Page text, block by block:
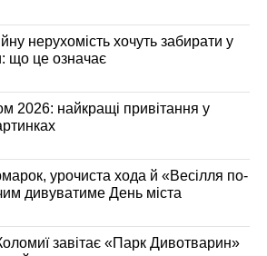
нерухомість хочуть забирати у
що це означає
2026: найкращі привітання у
урочиста хода й «Весілля по-
дивуватиме День міста
завітає «Парк Дивотварин»